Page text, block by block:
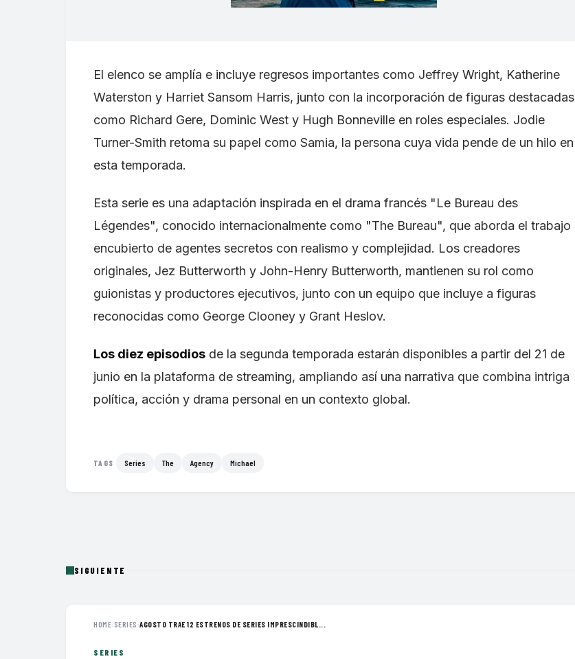
El elenco se amplía e incluye regresos importantes como Jeffrey Wright, Katherine
Waterston y Harriet Sansom Harris, junto con la incorporación de figuras destacadas
como Richard Gere, Dominic West y Hugh Bonneville en roles especiales. Jodie
Turner-Smith retoma su papel como Samia, la persona cuya vida pende de un hilo en
esta temporada.
Esta serie es una adaptación inspirada en el drama francés "Le Bureau des
Légendes", conocido internacionalmente como "The Bureau", que aborda el trabajo
encubierto de agentes secretos con realismo y complejidad. Los creadores
originales, Jez Butterworth y John-Henry Butterworth, mantienen su rol como
guionistas y productores ejecutivos, junto con un equipo que incluye a figuras
reconocidas como George Clooney y Grant Heslov.
Los diez episodios de la segunda temporada estarán disponibles a partir del 21 de
junio en la plataforma de streaming, ampliando así una narrativa que combina intriga
política, acción y drama personal en un contexto global.
TAGS Series The Agency Michael
SIGUIENTE
HOME› SERIES ›AGOSTO TRAE 12 ESTRENOS DE SERIES IMPRESCINDIBL...
SERIES